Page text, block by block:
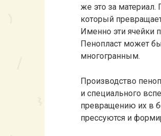
же это за
который
Именно эти ячейки
Пенопласт может
многогранным.
Производство
и специального
превращению их в
прессуются и